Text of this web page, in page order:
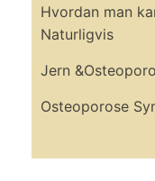
Hvordan man
Naturligvis
Jern
Osteoporose